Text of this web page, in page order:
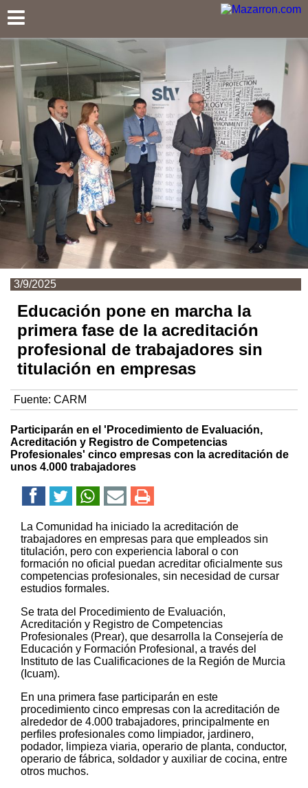
3/9/2025
Educación pone en marcha la
primera fase de la acreditación
profesional de trabajadores sin
titulación en empresas
Fuente: CARM
Participarán en el 'Procedimiento de Evaluación,
Acreditación y Registro de Competencias
Profesionales' cinco empresas con la acreditación de
unos 4.000 trabajadores
La Comunidad ha iniciado la acreditación de
trabajadores en empresas para que empleados sin
titulación, pero con experiencia laboral o con
formación no oficial puedan acreditar oficialmente sus
competencias profesionales, sin necesidad de cursar
estudios formales.
Se trata del Procedimiento de Evaluación,
Acreditación y Registro de Competencias
Profesionales (Prear), que desarrolla la Consejería de
Educación y Formación Profesional, a través del
Instituto de las Cualificaciones de la Región de Murcia
(Icuam).
En una primera fase participarán en este
procedimiento cinco empresas con la acreditación de
alrededor de 4.000 trabajadores, principalmente en
perfiles profesionales como limpiador, jardinero,
podador, limpieza viaria, operario de planta, conductor,
operario de fábrica, soldador y auxiliar de cocina, entre
otros muchos.